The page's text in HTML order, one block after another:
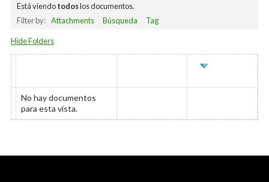
Está viendotodoslos documentos.
Filter by: Attachments Búsqueda Tag
Hide Folders
No hay documentos
para esta vista.